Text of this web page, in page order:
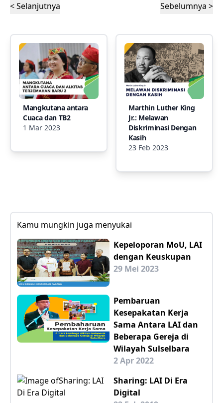
< Selanjutnya Sebelumnya >
Mangkutana antara
Cuaca dan TB2
1 Mar 2023
Marthin Luther King
Jr.: Melawan
Diskriminasi Dengan
Kasih
23 Feb 2023
Kamu mungkin juga menyukai
Kepeloporan MoU, LAI
dengan Keuskupan
29 Mei 2023
Pembaruan
Kesepakatan Kerja
Sama Antara LAI dan
Beberapa Gereja di
Wilayah Sulselbara
2 Apr 2022
Sharing: LAI Di Era
Digital